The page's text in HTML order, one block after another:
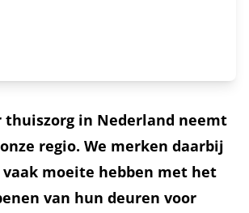
thuiszorg in Nederland neemt
regio. We merken daarbij
moeite hebben met het
van hun deuren voor